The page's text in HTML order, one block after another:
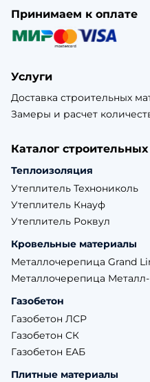
Принимаем к оплате
Услуги
Доставка строительных
Замеры и расчет
Каталог
Теплоизоляция
Утеплитель Технониколь
Утеплитель Кнауф
Утеплитель Роквул
Кровельные материалы
Металлочерепица Grand
Металлочерепица
Газобетон
Газобетон ЛСР
Газобетон СК
Газобетон ЕАБ
Плитные материалы